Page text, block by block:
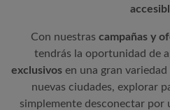
Con nuestras campañas y
tendrás la oportunidad de
exclusivos en una gran
nuevas ciudades, explorar
simplemente desconectar por